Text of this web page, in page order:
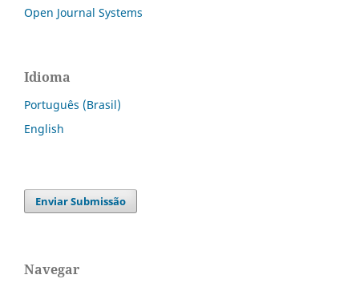
Open Journal Systems
Idioma
Português (Brasil)
English
Enviar Submissão
Navegar